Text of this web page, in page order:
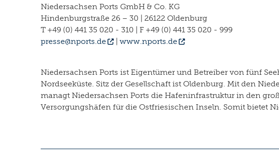
Niedersachsen Ports GmbH & Co. KG
Hindenburgstraße 26 – 30 | 26122 Oldenburg
T +49 (0) 441 35 020 - 310 | F +49 (0) 441 35 020 - 999
presse@nports.de
| www.nports.de
Niedersachsen Ports ist Eigentümer und Betreiber von fünf
Nordseeküste. Sitz der Gesellschaft ist Oldenburg. Mit den
managt Niedersachsen Ports die Hafeninfrastruktur in den
Versorgungshäfen für die Ostfriesischen Inseln. Somit bietet